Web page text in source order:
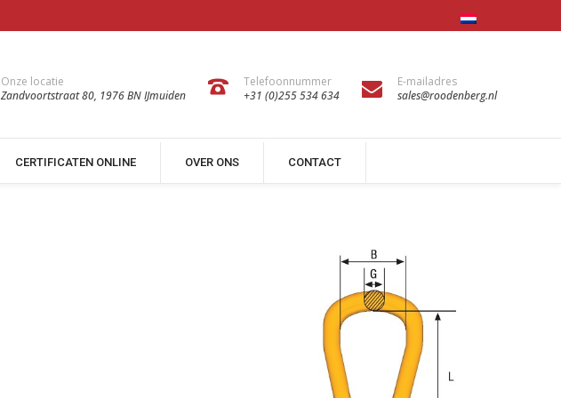
Onze locatie
Zandvoortstraat 80, 1976 BN IJmuiden
Telefoonnummer
+31 (0)255 534 634
E-mailadres
sales@roodenberg.nl
CERTIFICATEN ONLINE OVER ONS CONTACT